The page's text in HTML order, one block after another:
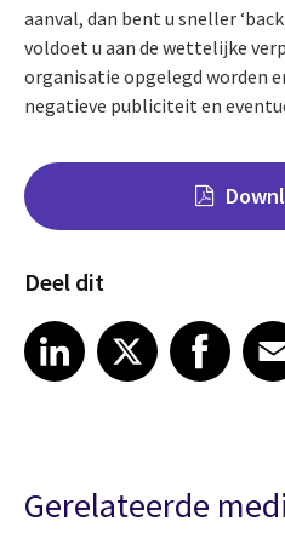
aanval, dan bent u sneller
voldoet u aan de wettelijke
organisatie opgelegd worden
negatieve publiciteit en
Deel dit
Share on LinkedIn
LinkedIn
Share on X Share on Facebook
Facebook
Share
Gerelateerde